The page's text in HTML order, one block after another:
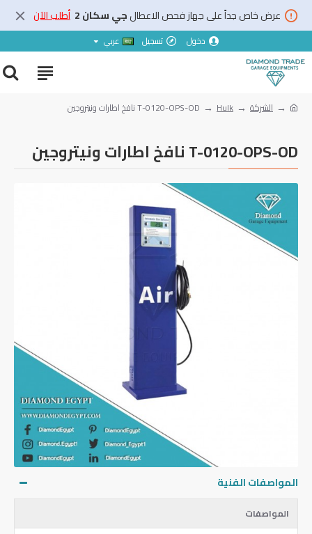
عرض خاص جداً على جهاز فحص الاعطالجي سكان 2 أطلب الآن
دخول تسجيل عربي
الشركة Hulk T-0120-OPS-OD نافخ اطارات ونيتروجين
T-0120-OPS-OD نافخ اطارات ونيتروجين
المواصفات الفنية
المواصفات